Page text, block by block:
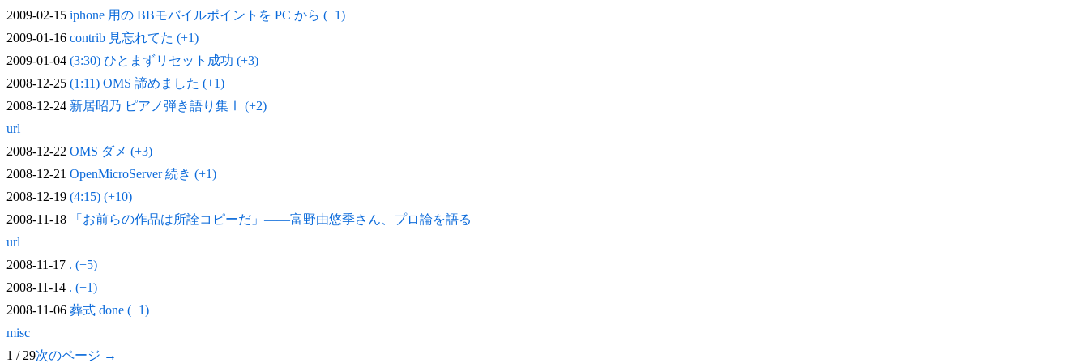
2009-02-15 iphone 用の BBモバイルポイントを PC から (+1)
2009-01-16 contrib 見忘れてた (+1)
2009-01-04 (3:30) ひとまずリセット成功 (+3)
2008-12-25 (1:11) OMS 諦めました (+1)
2008-12-24 新居昭乃 ピアノ弾き語り集Ⅰ (+2)
url
2008-12-22 OMS ダメ (+3)
2008-12-21 OpenMicroServer 続き (+1)
2008-12-19 (4:15) (+10)
2008-11-18
「お前らの作品は所詮コピーだ」——富野由悠季さん、プロ論を語る
url
2008-11-17 . (+5)
2008-11-14 . (+1)
2008-11-06 葬式 done (+1)
misc
1 / 29次のページ →